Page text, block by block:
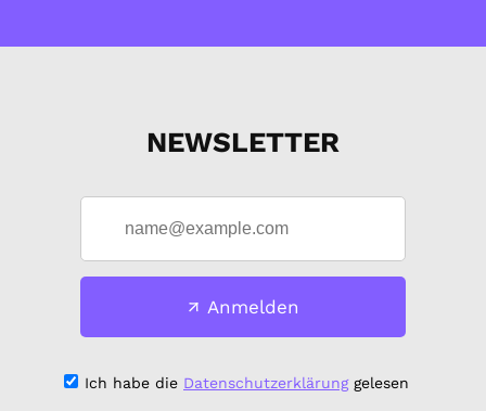
NEWSLETTER
Anmelden
Ich habe die Datenschutzerklärunggelesen